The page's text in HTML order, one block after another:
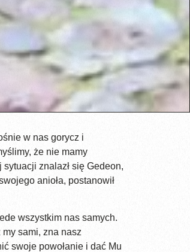
w nas gorycz i
że nie mamy
znalazł się Gedeon,
anioła, postanowił
wszystkim nas samych.
sami, zna nasz
swoje powołanie i dać Mu